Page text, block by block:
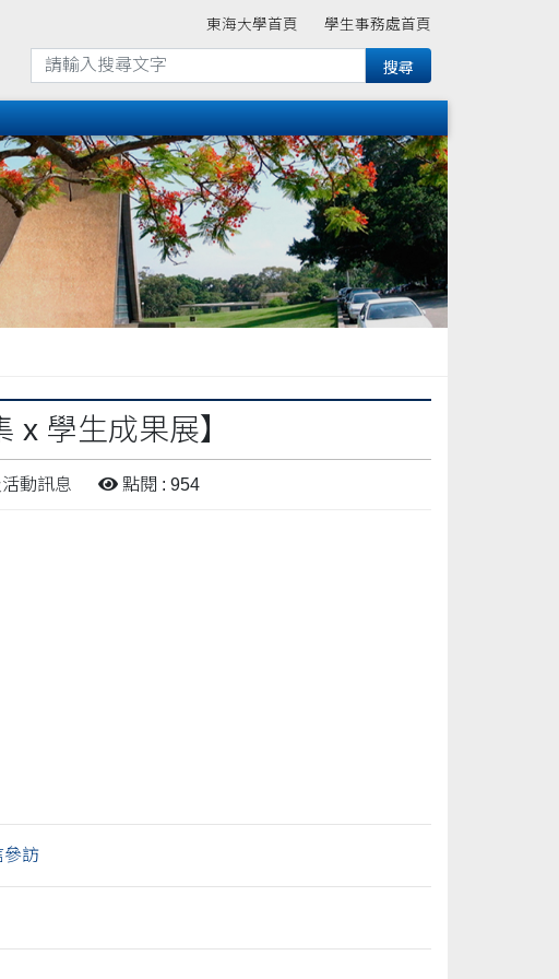
東海大學首頁 學生事務處首頁
x 學生成果展】
動訊息 點閱 : 954
參訪